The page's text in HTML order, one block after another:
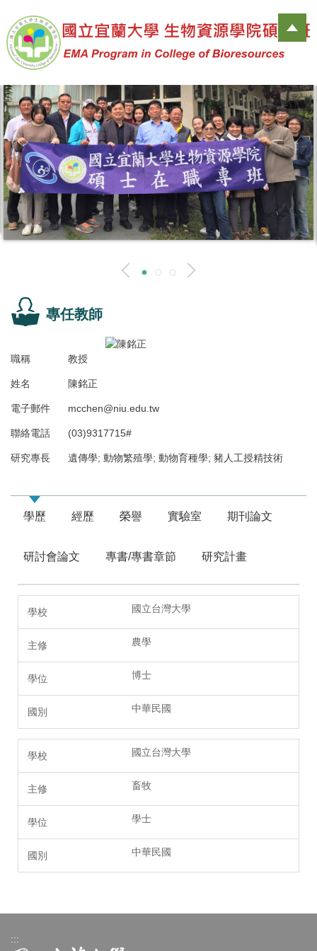
到
主
要
容
區
專任教師
職稱 教授
姓名 陳銘正
電子郵件 mcchen@niu.edu.tw
聯絡電話 (03)9317715#
研究專長 遺傳學; 動物繁殖學; 動物育種學; 豬人工授精技術
學歷 經歷 榮譽 實驗室 期刊論文
研討會論文 專書/專書章節 研究計畫
國立台灣大學
農學
博士
中華民國
國立台灣大學
畜牧
學士
中華民國
:::